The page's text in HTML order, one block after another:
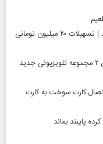
ثبت‌نام وام اربعین بازنشستگان کشوری آغاز شد | تسهیلات ۲۰ میلیون تومانی
هنرمند منحصر‌به‌فردی را از دست دادیم/ پخش ۲ مجموعه تلویزیونی جدید
اتصال کارت سوخت به کارت
پایبند بماند